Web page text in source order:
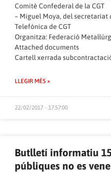
Comitè Confederal de la CGT
– Miguel Moya, del secretariat
Telefònica de CGT
Organitza: Federació
Attached documents
Cartell xerrada
LLEGIR MÉS »
22/02/2017 - 17:57:00
Butlletí informatiu
públiques no es